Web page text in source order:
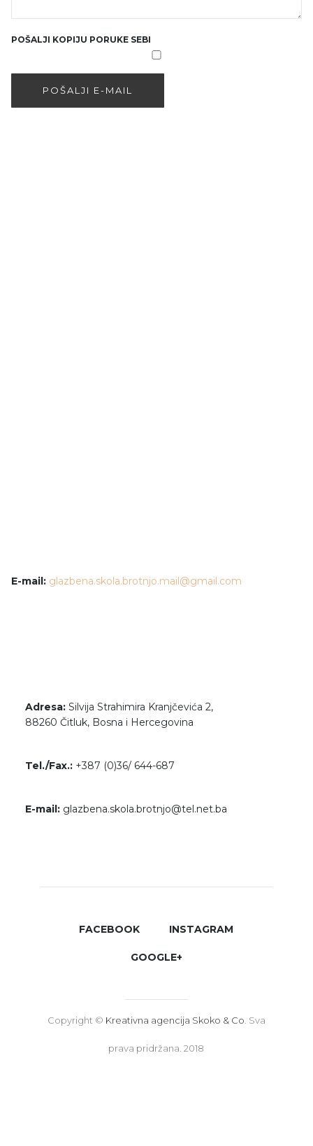
POŠALJI KOPIJU PORUKE SEBI
POŠALJI E-MAIL
E-mail: glazbena.skola.brotnjo.mail@gmail.com
Adresa: Silvija Strahimira Kranjčevića 2,
88260 Čitluk, Bosna i Hercegovina
Tel./Fax.: +387 (0)36/ 644-687
E-mail: glazbena.skola.brotnjo@tel.net.ba
FACEBOOK INSTAGRAM
GOOGLE+
Copyright © Kreativna agencija Skoko & Co . Sva
prava pridržana. 2018